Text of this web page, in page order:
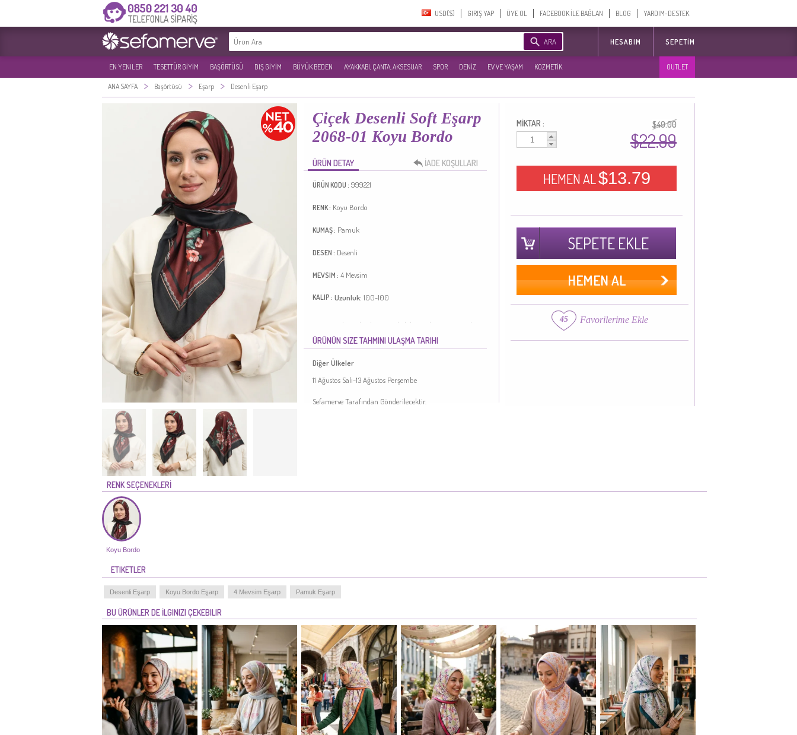
USD($)‎ GIRIŞ YAP ÜYE OL FACEBOOK İLE BAĞLAN BLOG YARDIM-DESTEK
ARA HESABIM SEPETIM
EN YENILER TESETTÜR GİYİM BAŞÖRTÜSÜ DIŞ GİYİM BÜYÜK BEDEN AYAKKABI, ÇANTA, AKSESUAR SPOR DENİZ EV VE YAŞAM KOZMETİK OUTLET
ANA SAYFA > Başörtüsü > Eşarp > Desenli Eşarp
Çiçek Desenli Soft Eşarp
2068-01 Koyu Bordo
ÜRÜN DETAY İADE KOŞULLARI
ÜRÜN KODU : 999221
RENK : Koyu Bordo
KUMAŞ : Pamuk
DESEN : Desenli
MEVSIM : 4 Mevsim
KALIP : Uzunluk: 100-100
Koyu Bordo renktedir. Pamuk dokuma kumaş. Desenli
kumaş. 4 Mevsim tercih edebilirsiniz. Standart.
Türkiye'de üretilmiştir.
ÜRÜNÜN SIZE TAHMINI ULAŞMA TARIHI
Diğer Ülkeler
11 Ağustos Salı-13 Ağustos Perşembe
Sefamerve Tarafından Gönderilecektir.
MİKTAR : $49.00
$22.99
HEMEN AL$13.79
SEPETE EKLE
HEMEN AL
45 Favorilerime Ekle
RENK SEÇENEKLERİ
Koyu Bordo
ETIKETLER
Desenli Eşarp Koyu Bordo Eşarp 4 Mevsim Eşarp Pamuk Eşarp
BU ÜRÜNLER DE İLGINIZI ÇEKEBILIR